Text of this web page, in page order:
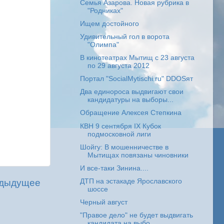
Семья Азарова. Новая рубрика в
"Родниках"
Ищем достойного
Удивительный гол в ворота
"Олимпа"
В кинотеатрах Мытищ с 23 августа
по 29 августа 2012
Портал "SocialMytischi.ru" DDOSят
Два единороса выдвигают свои
кандидатуры на выборы...
Обращение Алексея Степкина
КВН 9 сентября IX Кубок
подмосковной лиги
Шойгу: В мошенничестве в
Мытищах повязаны чиновники
И все-таки Зинина....
ДТП на эстакаде Ярославского
шоссе
Черный август
"Правое дело" не будет выдвигать